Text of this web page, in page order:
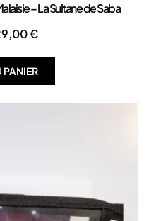
– La Sultane de Saba
€
PANIER